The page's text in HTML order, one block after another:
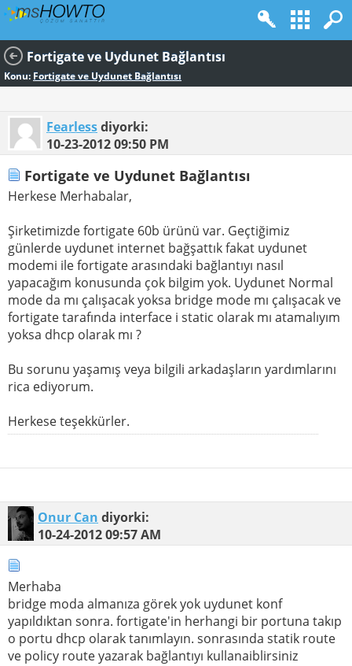
Fortigate ve Uydunet Bağlantısı
Konu: Fortigate ve Uydunet Bağlantısı
Fearlessdiyorki:
10-23-201209:50 PM
Fortigate ve Uydunet Bağlantısı
Herkese Merhabalar,
Şirketimizde fortigate 60b ürünü var. Geçtiğimiz
günlerde uydunet internet bağşattık fakat uydunet
modemi ile fortigate arasındaki bağlantıyı nasıl
yapacağım konusunda çok bilgim yok. Uydunet Normal
mode da mı çalışacak yoksa bridge mode mı çalışacak ve
fortigate tarafında interface i static olarak mı atamalıyım
yoksa dhcp olarak mı ?
Bu sorunu yaşamış veya bilgili arkadaşların yardımlarını
rica ediyorum.
Herkese teşekkürler.
Onur Can diyorki:
10-24-201209:57 AM
Merhaba
bridge moda almanıza görek yok uydunet konf
yapıldıktan sonra. fortigate'in herhangi bir portuna takıp
o portu dhcp olarak tanımlayın. sonrasında statik route
ve policy route yazarak bağlantıyı kullanaiblirsiniz